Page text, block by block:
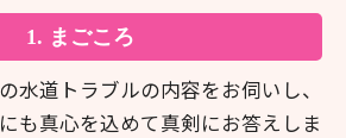
1. まごころ
水道トラブルの内容をお伺いし、
も真心を込めて真剣にお答えしま